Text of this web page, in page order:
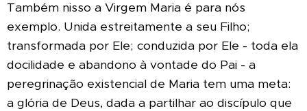
Também nisso a Virgem Maria é para nós
exemplo. Unida estreitamente a seu Filho;
transformada por Ele; conduzida por Ele - toda ela
docilidade e abandono à vontade do Pai - a
peregrinação existencial de Maria tem uma meta:
a glória de Deus, dada a partilhar ao discípulo que